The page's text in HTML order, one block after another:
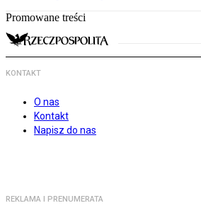
Promowane treści
KONTAKT
O nas
Kontakt
Napisz do nas
REKLAMA I PRENUMERATA